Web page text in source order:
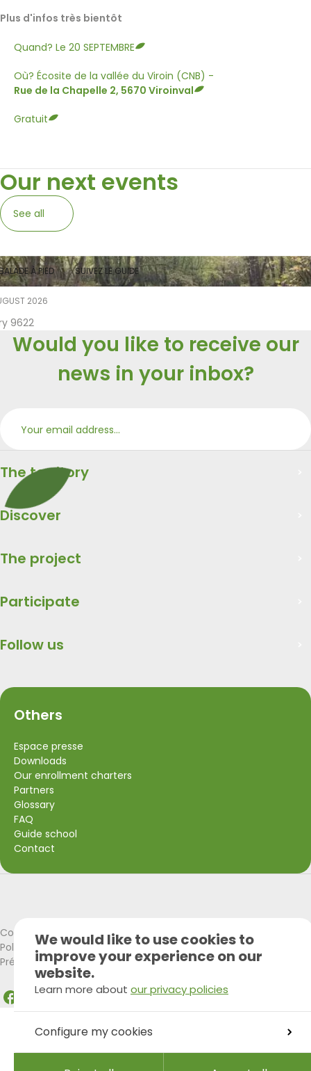
Plus d'infos très bientôt
Quand? Le 20 SEPTEMBRE
Où? Écosite de la vallée du Viroin (CNB) -
Rue de la Chapelle 2, 5670 Viroinval
Gratuit
Our next events
See all
2026
9622
À PIED SUIVEZ LE GUIDE
Would you like to receive our
news in your inbox?
The territory
Discover
The project
Participate
Follow us
Others
Espace presse
Downloads
Our enrollment charters
Partners
Glossary
FAQ
Guide school
Contact
Cookies policy
Politique de confidentialité
Préférences Cookies
Facebook
We would like to use cookies to
improve your experience on our
website.
Learn more about our privacy policies
Configure my cookies